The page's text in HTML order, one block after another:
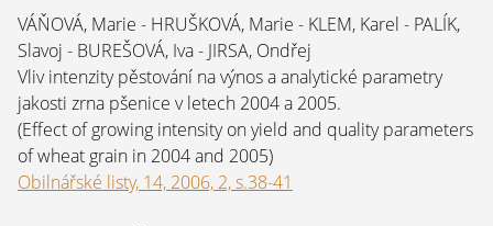
VÁŇOVÁ, Marie - HRUŠKOVÁ, Marie - KLEM, Karel - PALÍK,
Slavoj - BUREŠOVÁ, Iva - JIRSA, Ondřej
Vliv intenzity pěstování na výnos a analytické parametry
jakosti zrna pšenice v letech 2004 a 2005.
(Effect of growing intensity on yield and quality parameters
of wheat grain in 2004 and 2005)
Obilnářské listy, 14, 2006, 2, s.38-41